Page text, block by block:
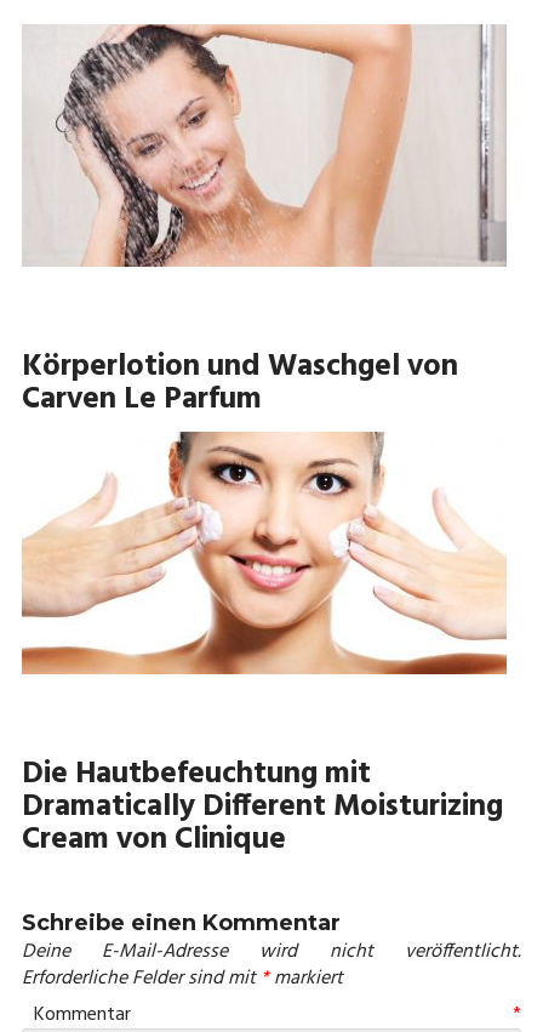
Körperlotion und Waschgel von
Carven Le Parfum
Die Hautbefeuchtung mit
Dramatically Different Moisturizing
Cream von Clinique
Schreibe einen Kommentar
Deine E-Mail-Adresse wird nicht veröffentlicht.
Erforderliche Felder sind mit*markiert
Kommentar*